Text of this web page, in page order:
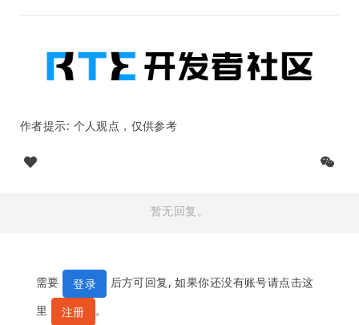
作者提示: 个人观点，仅供参考
暂无回复。
需要 登录
后方可回复, 如果你还没有账号请点击这
里
注册 。